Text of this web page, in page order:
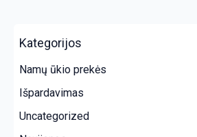
Kategorijos
Namų ūkio prekės
Išpardavimas
Uncategorized